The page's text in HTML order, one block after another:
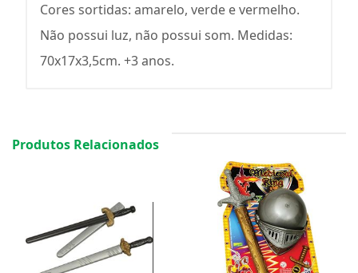
Cores sortidas: amarelo, verde e vermelho.
Não possui luz, não possui som. Medidas:
70x17x3,5cm. +3 anos.
Produtos Relacionados